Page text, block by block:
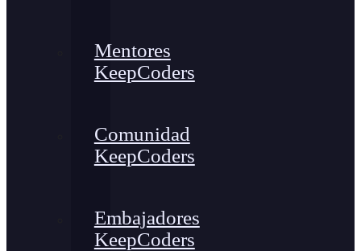
Mentores
KeepCoders
Comunidad
KeepCoders
Embajadores
KeepCoders